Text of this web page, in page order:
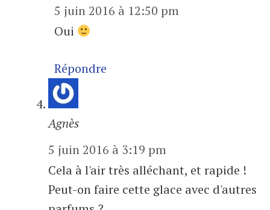
5 juin 2016 à 12:50 pm
Oui
Répondre
Agnès
5 juin 2016 à 3:19 pm
Cela à l'air très alléchant, et rapide !
Peut-on faire cette glace avec d'autres